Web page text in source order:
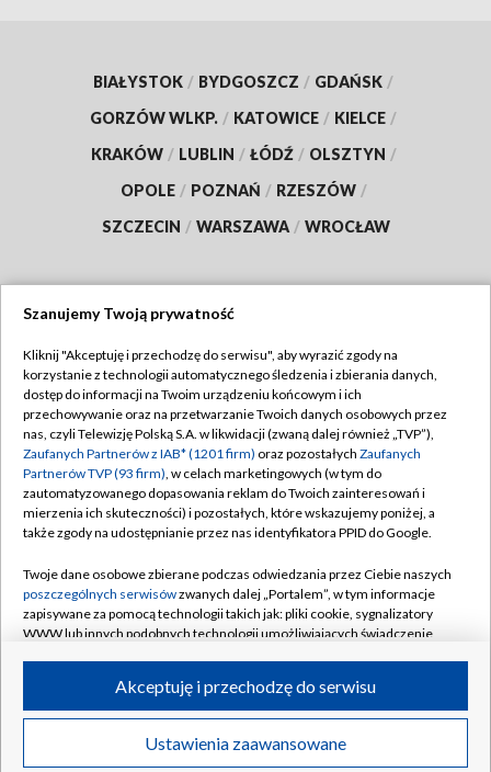
BIAŁYSTOK / BYDGOSZCZ / GDAŃSK /
GORZÓW WLKP. / KATOWICE / KIELCE /
KRAKÓW / LUBLIN / ŁÓDŹ / OLSZTYN /
OPOLE / POZNAŃ / RZESZÓW /
SZCZECIN / WARSZAWA / WROCŁAW
TVP
Abonament TVP
Emisja w TVP
Centrum informacji TVP
Naziemna Telewizja Cyfrowa
Rada Programowa
System NOS
Informacje o nadawcy
Program dla prasy
Ogłoszenie przetargowe
Regulamin TVP
Polityka prywatności
Moje zgody
Pomoc
Kontakt
Kanały
©2026 Telewizja Polska S.A. w likwidacji
Szanujemy Twoją prywatność
Kliknij "Akceptuję i przechodzę do serwisu", aby wyrazić zgody na
korzystanie z technologii automatycznego śledzenia i zbierania danych,
dostęp do informacji na Twoim urządzeniu końcowym i ich
przechowywanie oraz na przetwarzanie Twoich danych osobowych przez
nas, czyli Telewizję Polską S.A. w likwidacji (zwaną dalej również „TVP”),
Zaufanych Partnerów z IAB* (1201 firm) oraz pozostałych Zaufanych
Partnerów TVP (93 firm), w celach marketingowych (w tym do
zautomatyzowanego dopasowania reklam do Twoich zainteresowań i
mierzenia ich skuteczności) i pozostałych, które wskazujemy poniżej, a
także zgody na udostępnianie przez nas identyfikatora PPID do Google.
Twoje dane osobowe zbierane podczas odwiedzania przez Ciebie naszych
poszczególnych serwisówzwanych dalej „Portalem”, w tym informacje
zapisywane za pomocą technologii takich jak: pliki cookie, sygnalizatory
WWW lub innych podobnych technologii umożliwiających świadczenie
ruchu w Internecie.
Twoje dane osobowe zbierane podczas odwiedzania przez Ciebie
poszczególnych serwisówna Portalu, takie jak adresy IP, identyfikatory
Ustawienia zaawansowane
Akceptuję i przechodzę do serwisu